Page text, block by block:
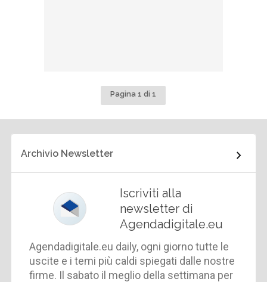
Pagina 1 di 1
Archivio Newsletter
Iscriviti alla
newsletter di
Agendadigitale.eu
Agendadigitale.eu daily, ogni giorno tutte le
uscite e i temi più caldi spiegati dalle nostre
firme. Il sabato il meglio della settimana per